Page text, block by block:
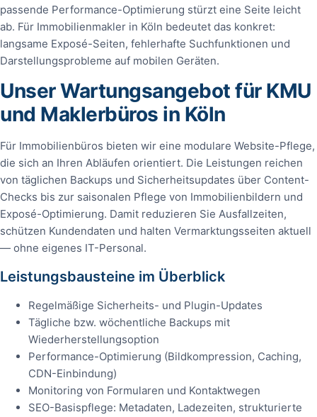
passende Performance-Optimierung stürzt eine Seite leicht
ab. Für Immobilienmakler in Köln bedeutet das konkret:
langsame Exposé-Seiten, fehlerhafte Suchfunktionen und
Darstellungsprobleme auf mobilen Geräten.
Unser Wartungsangebot für KMU
und Maklerbüros in Köln
Für Immobilienbüros bieten wir eine modulare Website-Pflege,
die sich an Ihren Abläufen orientiert. Die Leistungen reichen
von täglichen Backups und Sicherheitsupdates über Content-
Checks bis zur saisonalen Pflege von Immobilienbildern und
Exposé-Optimierung. Damit reduzieren Sie Ausfallzeiten,
schützen Kundendaten und halten Vermarktungsseiten aktuell
— ohne eigenes IT-Personal.
Leistungsbausteine im Überblick
Regelmäßige Sicherheits- und Plugin-Updates
Tägliche bzw. wöchentliche Backups mit
Wiederherstellungsoption
Performance-Optimierung (Bildkompression, Caching,
CDN-Einbindung)
Monitoring von Formularen und Kontaktwegen
SEO-Basispflege: Metadaten, Ladezeiten, strukturierte